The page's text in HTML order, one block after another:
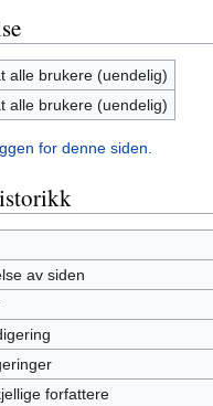
alle brukere (uendelig)
alle brukere (uendelig)
for denne siden.
av siden
forfattere